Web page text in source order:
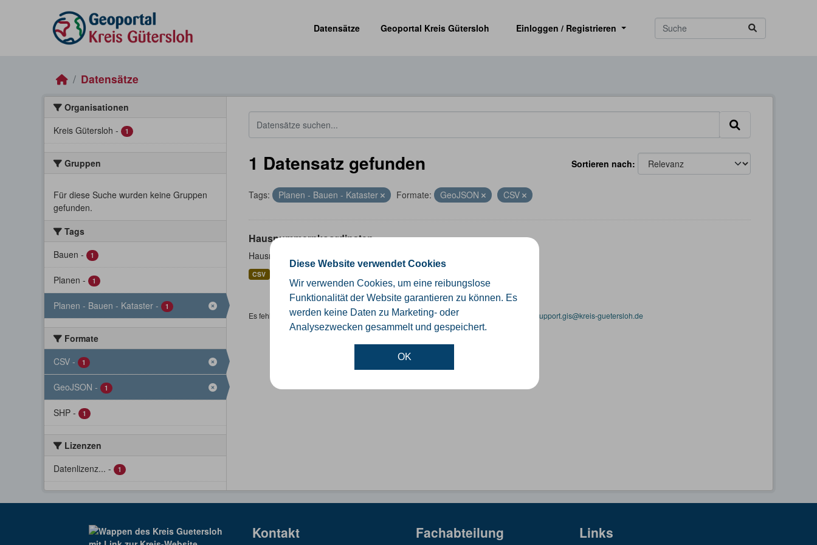
Diese Website verwendet Cookies
Wir verwenden Cookies, um eine reibungslose
Funktionalität der Website garantieren zu können. Es
werden keine Daten zu Marketing- oder
Analysezwecken gesammelt und gespeichert.
OK
Datensätze
Geoportal Kreis Gütersloh Einloggen / Registrieren
Datensätze
Organisationen
Kreis Gütersloh - 1
Gruppen
Für diese Suche wurden keine Gruppen
gefunden.
Tags
Bauen - 1
Planen - 1
Planen - Bauen - Kataster - 1
Formate
CSV - 1
GeoJSON - 1
SHP - 1
Lizenzen
Datenlizenz... - 1
Sortieren nach
1 Datensatz gefunden
Tags: Planen - Bauen - Kataster Formate: GeoJSON CSV
Hausnummernkoordinaten
Hausnummernkoordinaten abgeleitet aus dem ALKIS-Bestand
CSV
Es fehlen spezifische Datensätze? Wenden Sie sich bitte an einen Administrator unter: support.gis@kreis-guetersloh.de
Kontakt Fachabteilung Links